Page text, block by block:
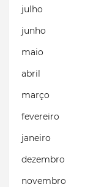
julho
junho
maio
abril
março
fevereiro
janeiro
dezembro
novembro